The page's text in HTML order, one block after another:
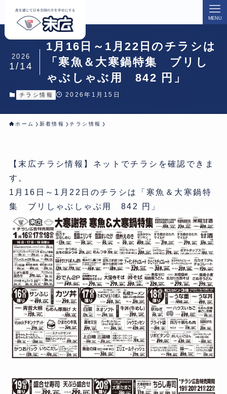
MENU
1月16日～1月22日のチラシは
「寒魚＆大寒鍋特集 ブリし
ゃぶしゃぶ用 842 円」
2026
1/14
チラシ情報 2026年1月15日
ホーム 新着情報 チラシ情報
【末広チラシ情報】ネットでチラシを確認できま
す。
1月16日～1月22日のチラシは「寒魚＆大寒鍋特
集 ブリしゃぶしゃぶ用 842 円」